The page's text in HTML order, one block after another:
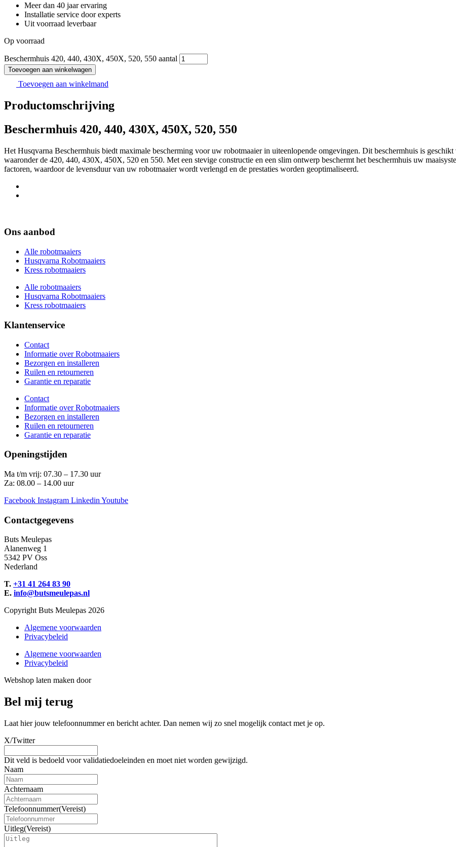
Meer dan 40 jaar ervaring
Installatie service door experts
Uit voorraad leverbaar
Op voorraad
Beschermhuis 420, 440, 430X, 450X, 520, 550 aantal
Toevoegen aan winkelwagen
Toevoegen aan winkelmand
Productomschrijving
Beschermhuis 420, 440, 430X, 450X, 520, 550
Het Husqvarna Beschermhuis biedt maximale bescherming voor uw robotmaaier in uiteenlopende omgevingen. Dit beschermhuis is
waaronder de 420, 440, 430X, 450X, 520 en 550. Met een stevige constructie en een slim ontwerp beschermt het beschermhuis uw
factoren, waardoor de levensduur van uw robotmaaier wordt verlengd en de prestaties worden geoptimaliseerd.
Ons aanbod
Alle robotmaaiers
Husqvarna Robotmaaiers
Kress robotmaaiers
Alle robotmaaiers
Husqvarna Robotmaaiers
Kress robotmaaiers
Klantenservice
Contact
Informatie over Robotmaaiers
Bezorgen en installeren
Ruilen en retourneren
Garantie en reparatie
Contact
Informatie over Robotmaaiers
Bezorgen en installeren
Ruilen en retourneren
Garantie en reparatie
Openingstijden
Ma t/m vrij: 07.30 – 17.30 uur
Za: 08.00 – 14.00 uur
Facebook Instagram Linkedin Youtube
Contactgegevens
Buts Meulepas
Alanenweg 1
5342 PV Oss
Nederland
T. +31 41 264 83 90
E. info@butsmeulepas.nl
Copyright Buts Meulepas 2026
Algemene voorwaarden
Privacybeleid
Algemene voorwaarden
Privacybeleid
Webshop laten maken door
Bel mij terug
Laat hier jouw telefoonnummer en bericht achter. Dan nemen wij zo snel mogelijk contact met je op.
X/Twitter
Dit veld is bedoeld voor validatiedoeleinden en moet niet worden gewijzigd.
Naam
Achternaam
Telefoonnummer(Vereist)
Uitleg(Vereist)